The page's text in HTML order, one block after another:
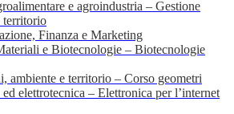
e agroindustria – Gestione
territorio
Finanza e Marketing
e Biotecnologie – Biotecnologie
ambiente e territorio – Corso geometri
elettrotecnica – Elettronica per l’internet